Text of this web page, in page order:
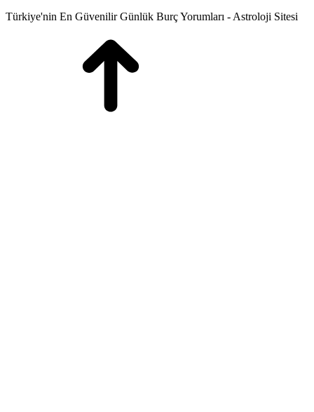
Türkiye'nin En Güvenilir Günlük Burç Yorumları - Astroloji Sitesi